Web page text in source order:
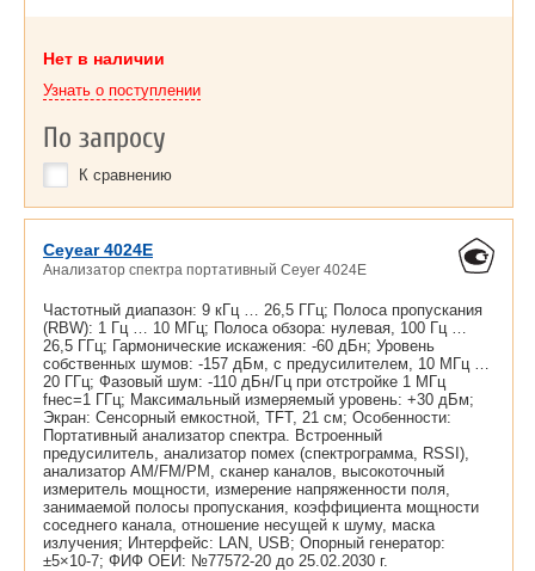
Нет в наличии
Узнать о поступлении
По запросу
К сравнению
Ceyear 4024E
Анализатор спектра портативный Ceyer 4024E
Частотный диапазон: 9 кГц … 26,5 ГГц; Полоса пропускания
(RBW): 1 Гц … 10 МГц; Полоса обзора: нулевая, 100 Гц …
26,5 ГГц; Гармонические искажения: -60 дБн; Уровень
собственных шумов: -157 дБм, с предусилителем, 10 МГц …
20 ГГц; Фазовый шум: -110 дБн/Гц при отстройке 1 МГц
fнес=1 ГГц; Максимальный измеряемый уровень: +30 дБм;
Экран: Сенсорный емкостной, TFT, 21 см; Особенности:
Портативный анализатор спектра. Встроенный
предусилитель, анализатор помех (спектрограмма, RSSI),
анализатор AM/FM/PM, сканер каналов, высокоточный
измеритель мощности, измерение напряженности поля,
занимаемой полосы пропускания, коэффициента мощности
соседнего канала, отношение несущей к шуму, маска
излучения; Интерфейс: LAN, USB; Опорный генератор:
±5×10-7; ФИФ ОЕИ: №77572-20 до 25.02.2030 г.